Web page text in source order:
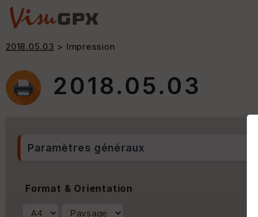
2018.05.03 > Impression
2018.05.03
Paramètres généraux
Format & Orientation